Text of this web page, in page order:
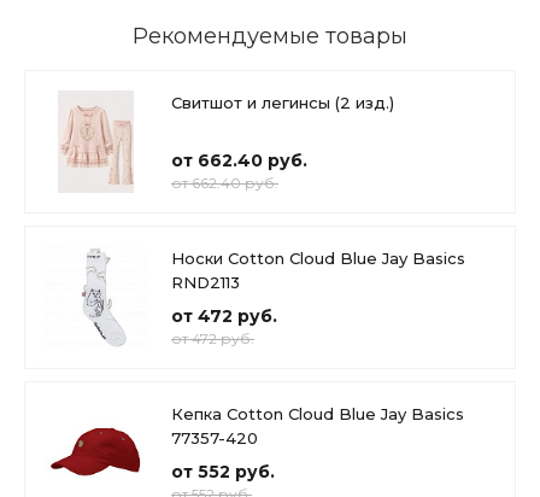
Рекомендуемые товары
Свитшот и легинсы (2 изд.)
от 662.40 руб.
от 662.40 руб.
Носки Cotton Cloud Blue Jay Basics
RND2113
от 472 руб.
от 472 руб.
Кепка Cotton Cloud Blue Jay Basics
77357-420
от 552 руб.